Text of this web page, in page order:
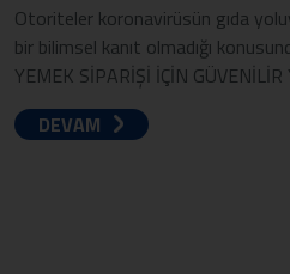
Otoriteler koronavirüsün gıda
bir bilimsel kanıt olmadığı
YEMEK SİPARİŞİ İÇİN
DEVAM